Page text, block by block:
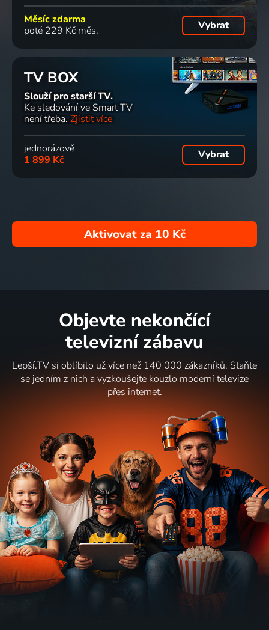
Měsíc zdarma
poté 229 Kč měs.
Vybrat
TV BOX
Slouží pro starší TV.
Ke sledování ve Smart TV
není třeba. Zjistit více
jednorázově
1 899 Kč
Vybrat
Aktivovat za 10 Kč
Objevte nekončící
televizní zábavu
Lepší.TV si oblíbilo už více než 140 000 zákazníků. Staňte
se jedním z nich a vyzkoušejte kouzlo moderní televize
přes internet.